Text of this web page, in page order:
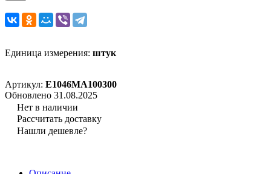
Единица измерения: штук
Артикул: E1046MA100300
Обновлено 31.08.2025
Нет в наличии
Рассчитать доставку
Нашли дешевле?